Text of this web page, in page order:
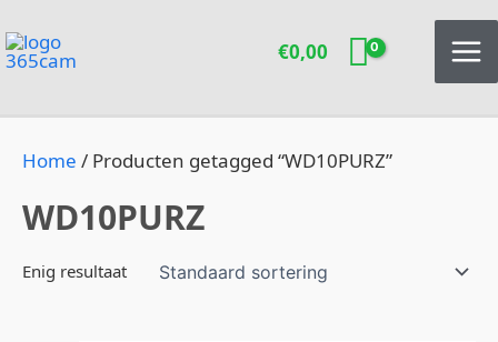
naar
de
€0,00
Home / Producten getagged “WD10PURZ”
WD10PURZ
Enig resultaat